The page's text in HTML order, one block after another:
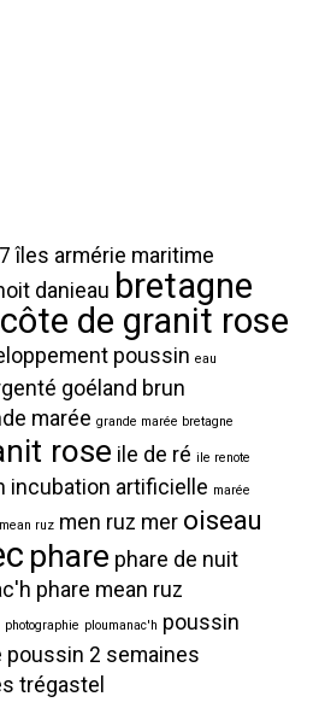
îles armérie maritime
danieau bretagne
côte de granit rose
poussin eau
goéland brun
marée grande marée bretagne
rose ile de ré ile renote
incubation artificielle marée
mean ruz men ruz mer oiseau
phare phare de nuit
phare mean ruz
photographie ploumanac'h poussin
poussin 2 semaines
trégastel